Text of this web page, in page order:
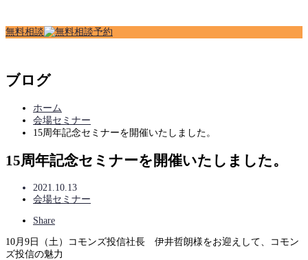
無料相談
ブログ
ホーム
会場セミナー
15周年記念セミナーを開催いたしました。
15周年記念セミナーを開催いたしました。
2021.10.13
会場セミナー
Share
10月9日（土）コモンズ投信社長 伊井哲朗様をお迎えして、コモン
ズ投信の魅力